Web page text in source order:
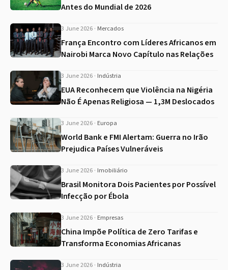
Antes do Mundial de 2026
3 June 2026 · Mercados
França Encontro com Líderes Africanos em
Nairobi Marca Novo Capítulo nas Relações
3 June 2026 · Indústria
EUA Reconhecem que Violência na Nigéria
Não É Apenas Religiosa — 1,3M Deslocados
3 June 2026 · Europa
World Bank e FMI Alertam: Guerra no Irão
Prejudica Países Vulneráveis
3 June 2026 · Imobiliário
Brasil Monitora Dois Pacientes por Possível
Infecção por Ébola
3 June 2026 · Empresas
China Impõe Política de Zero Tarifas e
Transforma Economias Africanas
3 June 2026 · Indústria